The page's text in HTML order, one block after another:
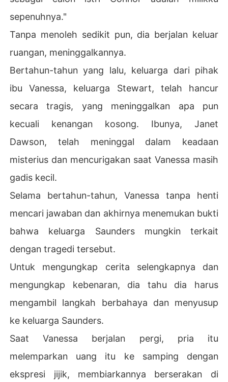
sepenuhnya."
Tanpa menoleh sedikit pun, dia berjalan keluar
ruangan, meninggalkannya.
Bertahun-tahun yang lalu, keluarga dari pihak
ibu Vanessa, keluarga Stewart, telah hancur
secara tragis, yang meninggalkan apa pun
kecuali kenangan kosong. Ibunya, Janet
Dawson, telah meninggal dalam keadaan
misterius dan mencurigakan saat Vanessa masih
gadis kecil.
Selama bertahun-tahun, Vanessa tanpa henti
mencari jawaban dan akhirnya menemukan bukti
bahwa keluarga Saunders mungkin terkait
dengan tragedi tersebut.
Untuk mengungkap cerita selengkapnya dan
mengungkap kebenaran, dia tahu dia harus
mengambil langkah berbahaya dan menyusup
ke keluarga Saunders.
Saat Vanessa berjalan pergi, pria itu
melemparkan uang itu ke samping dengan
ekspresi jijik, membiarkannya berserakan di